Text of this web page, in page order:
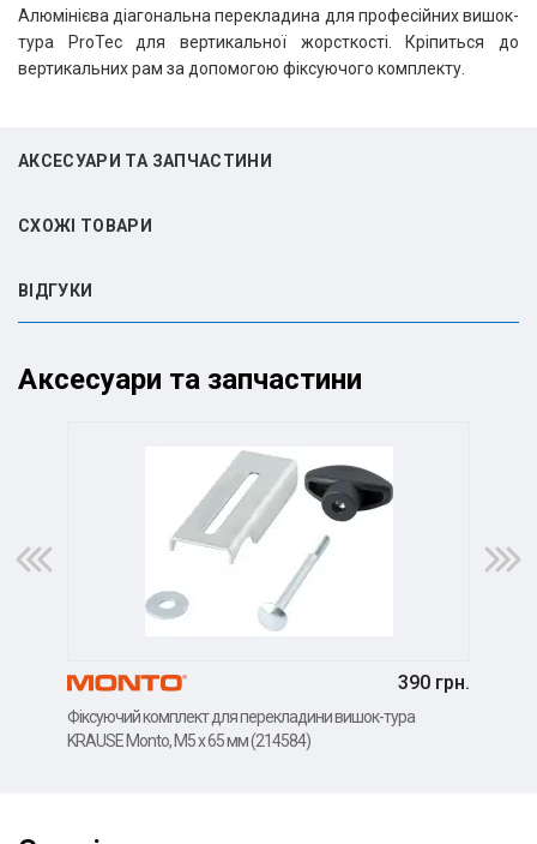
Алюмінієва діагональна перекладина для професійних вишок-
тура ProTec для вертикальної жорсткості. Кріпиться до
вертикальних рам за допомогою фіксуючого комплекту.
АКСЕСУАРИ ТА ЗАПЧАСТИНИ
СХОЖІ ТОВАРИ
ВIДГУКИ
Аксесуари та запчастини
390 грн.
Фіксуючий комплект для перекладини вишок-тура
KRAUSE Monto, M5 x 65 мм (214584)